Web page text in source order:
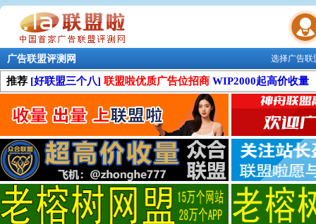
联盟学院
选择广告
广告联盟评测网
推荐 [好联盟三个八] 联盟啦优质广告位招商 WIP2000起高价收量